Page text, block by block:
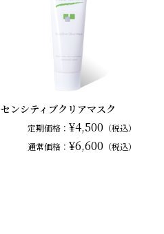
センシティブクリアマスク
定期価格： ¥4,500 （税込）
通常価格： ¥6,600 （税込）